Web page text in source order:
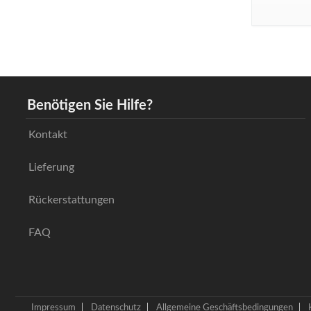
Benötigen Sie Hilfe?
Kontakt
Lieferung
Rückerstattungen
FAQ
Impressum Datenschutz Allgemeine Geschäftsbedingungen